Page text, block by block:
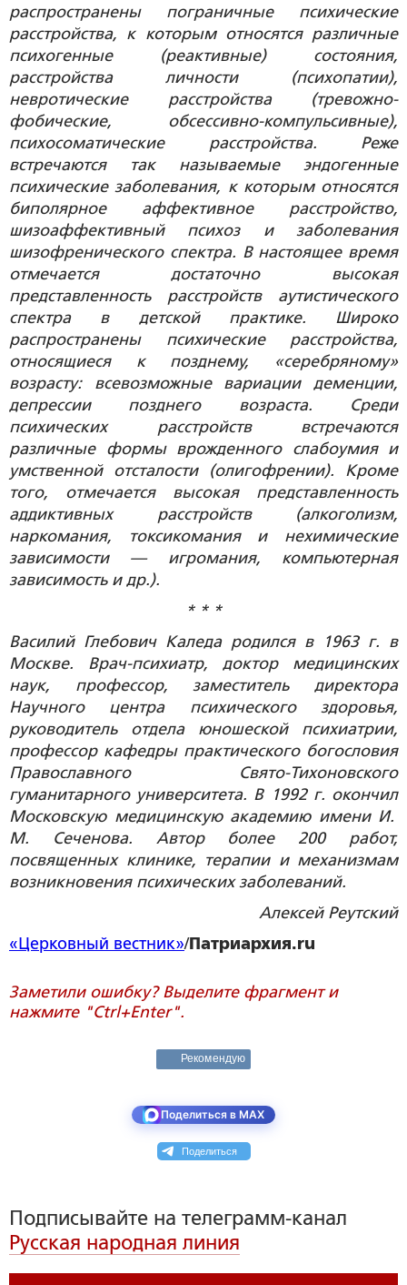
распространены пограничные психические
расстройства, к которым относятся различные
психогенные (реактивные) состояния,
расстройства личности (психопатии),
невротические расстройства (тревожно-
фобические, обсессивно-компульсивные),
психосоматические расстройства. Реже
встречаются так называемые эндогенные
психические заболевания, к которым относятся
биполярное аффективное расстройство,
шизоаффективный психоз и заболевания
шизофренического спектра. В настоящее время
отмечается достаточно высокая
представленность расстройств аутистического
спектра в детской практике. Широко
распространены психические расстройства,
относящиеся к позднему, «серебряному»
возрасту: всевозможные вариации деменции,
депрессии позднего возраста. Среди
психических расстройств встречаются
различные формы врожденного слабоумия и
умственной отсталости (олигофрении). Кроме
того, отмечается высокая представленность
аддиктивных расстройств (алкоголизм,
наркомания, токсикомания и нехимические
зависимости — игромания, компьютерная
зависимость и др.).
* * *
Василий Глебович Каледа родился в 1963 г. в
Москве. Врач-психиатр, доктор медицинских
наук, профессор, заместитель директора
Научного центра психического здоровья,
руководитель отдела юношеской психиатрии,
профессор кафедры практического богословия
Православного Свято-Тихоновского
гуманитарного университета. В 1992 г. окончил
Московскую медицинскую академию имени И.
М. Сеченова. Автор более 200 работ,
посвященных клинике, терапии и механизмам
возникновения психических заболеваний.
Алексей Реутский
«Церковный вестник»/Патриархия.ru
Заметили ошибку? Выделите фрагмент и
нажмите "Ctrl+Enter".
Рекомендую
Поделиться в MAX
Поделиться
Подписывайте на телеграмм-канал
Русская народная линия